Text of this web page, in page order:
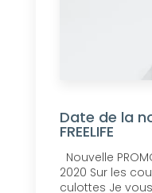
Date de la
FREELIFE
Nouvelle
2020 Sur les
culottes Je